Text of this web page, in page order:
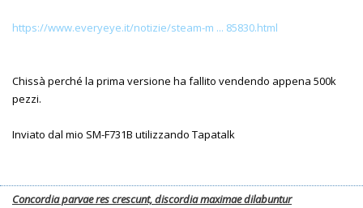
https://www.everyeye.it/notizie/steam-m ... 85830.html
Chissà perché la prima versione ha fallito vendendo appena 500k
pezzi.
Inviato dal mio SM-F731B utilizzando Tapatalk
Concordia parvae res crescunt, discordia maximae dilabuntur